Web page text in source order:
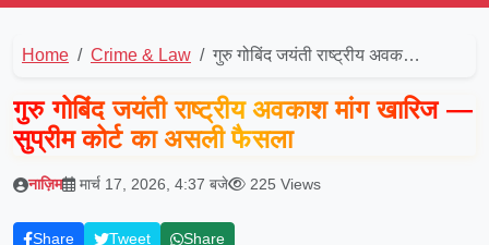
Home Crime & Law गुरु गोबिंद जयंती राष्ट्रीय अवक…
गुरु गोबिंद जयंती राष्ट्रीय अवकाश मांग खारिज —
सुप्रीम कोर्ट का असली फैसला
नाज़िम मार्च 17, 2026, 4:37 बजे 225 Views
Share Tweet Share